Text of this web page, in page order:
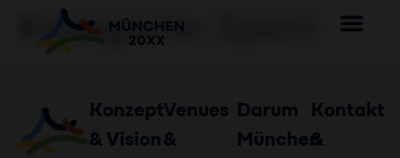
Kategorie:
Konzept
& Vision
Venues
&
Darum
München
Kontakt
&